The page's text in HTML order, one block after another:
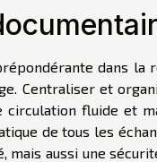
dans
Centraliser et
circulation fluide et
de tous les
aussi une